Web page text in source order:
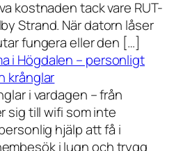
kostnaden tack vare RUT-
Strand. När datorn låser
fungera eller den […]
i Högdalen – personligt
krånglar
i vardagen – från
sig till wifi som inte
hjälp att få i
i lugn och trygg